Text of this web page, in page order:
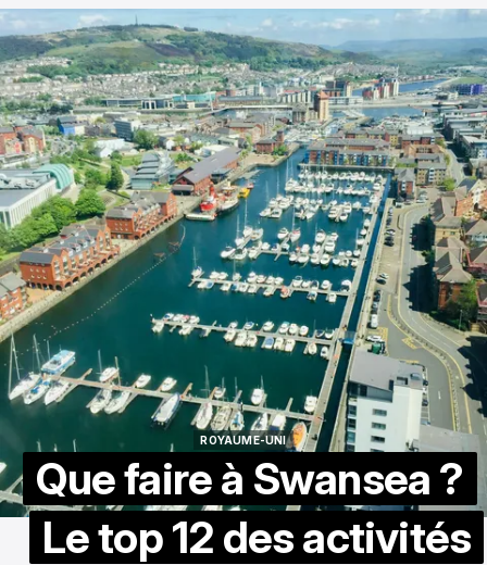
ROYAUME-UNI
Que faire à Swansea ?
Le top 12 des activités